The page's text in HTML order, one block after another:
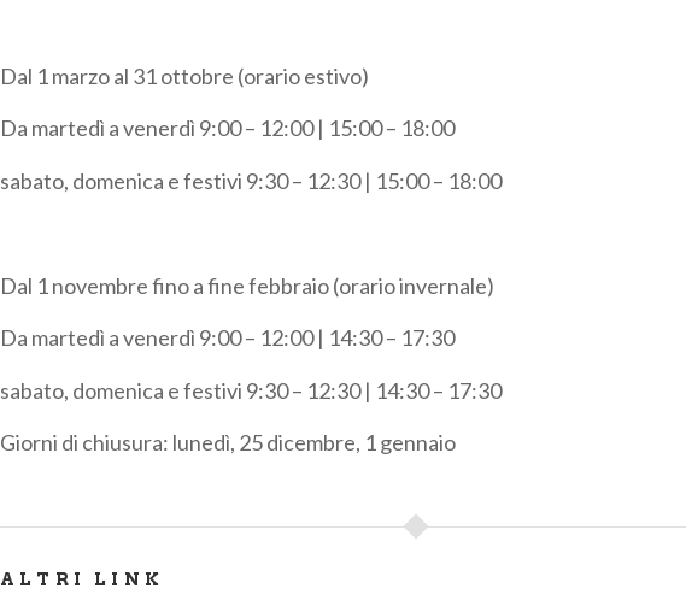
Dal 1 marzo al 31 ottobre (orario estivo)
Da martedì a venerdì 9:00 – 12:00 | 15:00 – 18:00
sabato, domenica e festivi 9:30 – 12:30 | 15:00 – 18:00
Dal 1 novembre fino a fine febbraio (orario invernale)
Da martedì a venerdì 9:00 – 12:00 | 14:30 – 17:30
sabato, domenica e festivi 9:30 – 12:30 | 14:30 – 17:30
Giorni di chiusura: lunedì, 25 dicembre, 1 gennaio
ALTRI LINK